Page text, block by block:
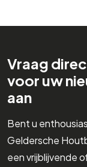
Vraag
voor uw
aan
Bent u
Geldersche
een vrijblijvende